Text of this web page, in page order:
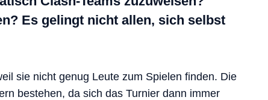
Es gelingt nicht allen, sich selbst
sie nicht genug Leute zum Spielen finden. Die
bestehen, da sich das Turnier dann immer